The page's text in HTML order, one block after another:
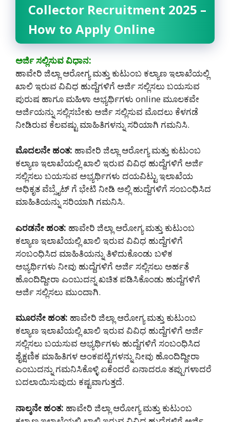
Collector Recruitment 2025 –
How to Apply Online
ಅರ್ಜಿ ಸಲ್ಲಿಸುವ ವಿಧಾನ:
ಹಾವೇರಿ ಜಿಲ್ಲಾ ಆರೋಗ್ಯ ಮತ್ತು ಕುಟುಂಬ ಕಲ್ಯಾಣ ಇಲಾಖೆಯಲ್ಲಿ
ಖಾಲಿ ಇರುವ ವಿವಿಧ ಹುದ್ದೆಗಳಿಗೆ ಅರ್ಜಿ ಸಲ್ಲಿಸಲು ಬಯಸುವ
ಪುರುಷ ಹಾಗೂ ಮಹಿಳಾ ಅಭ್ಯರ್ಥಿಗಳು online ಮೂಲಕವೇ
ಅರ್ಜಿಯನ್ನು ಸಲ್ಲಿಸಬೇಕು ಅರ್ಜಿ ಸಲ್ಲಿಸುವ ಮೊದಲು ಕೆಳಗಡೆ
ನೀಡಿರುವ ಕೆಲವಷ್ಟು ಮಾಹಿತಿಗಳನ್ನು ಸರಿಯಾಗಿ ಗಮನಿಸಿ.
ಮೊದಲನೇ ಹಂತ: ಹಾವೇರಿ ಜಿಲ್ಲಾ ಆರೋಗ್ಯ ಮತ್ತು ಕುಟುಂಬ
ಕಲ್ಯಾಣ ಇಲಾಖೆಯಲ್ಲಿ ಖಾಲಿ ಇರುವ ವಿವಿಧ ಹುದ್ದೆಗಳಿಗೆ ಅರ್ಜಿ
ಸಲ್ಲಿಸಲು ಬಯಸುವ ಅಭ್ಯರ್ಥಿಗಳು ದಯವಿಟ್ಟು ಇಲಾಖೆಯ
ಅಧಿಕೃತ ವೆಬ್ಸೈಟ್ ಗೆ ಭೇಟಿ ನೀಡಿ ಅಲ್ಲಿ ಹುದ್ದೆಗಳಿಗೆ ಸಂಬಂಧಿಸಿದ
ಮಾಹಿತಿಯನ್ನು ಸರಿಯಾಗಿ ಗಮನಿಸಿ.
ಎರಡನೇ ಹಂತ: ಹಾವೇರಿ ಜಿಲ್ಲಾ ಆರೋಗ್ಯ ಮತ್ತು ಕುಟುಂಬ
ಕಲ್ಯಾಣ ಇಲಾಖೆಯಲ್ಲಿ ಖಾಲಿ ಇರುವ ವಿವಿಧ ಹುದ್ದೆಗಳಿಗೆ
ಸಂಬಂಧಿಸಿದ ಮಾಹಿತಿಯನ್ನು ತಿಳಿದುಕೊಂಡು ಬಳಿಕ
ಅಭ್ಯರ್ಥಿಗಳು ನೀವು ಹುದ್ದೆಗಳಿಗೆ ಅರ್ಜಿ ಸಲ್ಲಿಸಲು ಅರ್ಹತೆ
ಹೊಂದಿದ್ದೀರಾ ಎಂಬುದನ್ನ ಖಚಿತ ಪಡಿಸಿಕೊಂಡು ಹುದ್ದೆಗಳಿಗೆ
ಅರ್ಜಿ ಸಲ್ಲಿಸಲು ಮುಂದಾಗಿ.
ಮೂರನೇ ಹಂತ: ಹಾವೇರಿ ಜಿಲ್ಲಾ ಆರೋಗ್ಯ ಮತ್ತು ಕುಟುಂಬ
ಕಲ್ಯಾಣ ಇಲಾಖೆಯಲ್ಲಿ ಖಾಲಿ ಇರುವ ವಿವಿಧ ಹುದ್ದೆಗಳಿಗೆ ಅರ್ಜಿ
ಸಲ್ಲಿಸಲು ಬಯಸುವ ಅಭ್ಯರ್ಥಿಗಳು ಹುದ್ದೆಗಳಿಗೆ ಸಂಬಂಧಿಸಿದ
ಶೈಕ್ಷಣಿಕ ಮಾಹಿತಿಗಳ ಅಂಕಪಟ್ಟಿಗಳನ್ನು ನೀವು ಹೊಂದಿದ್ದೀರಾ
ಎಂಬುದನ್ನು ಗಮನಿಸಿಕೊಳ್ಳಿ ಏಕೆಂದರೆ ಏನಾದರೂ ತಪ್ಪುಗಳಾದರೆ
ಬದಲಾಯಿಸುವುದು ಕಷ್ಟವಾಗುತ್ತದೆ.
ನಾಲ್ಕನೇ ಹಂತ: ಹಾವೇರಿ ಜಿಲ್ಲಾ ಆರೋಗ್ಯ ಮತ್ತು ಕುಟುಂಬ